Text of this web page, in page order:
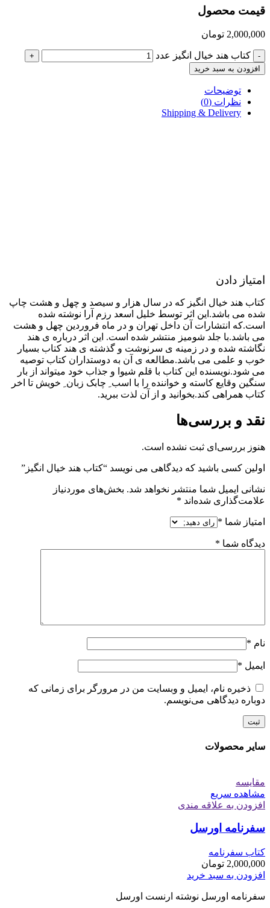
قیمت محصول
2,000,000 تومان
- کتاب هند خیال انگیز عدد
+
افزودن به سبد خرید
توضیحات
نظرات (0)
Shipping & Delivery
امتیاز دادن
کتاب هند خیال انگیز که در سال هزار و سیصد و چهل و هشت چاپ
شده می باشد.این اثر توسط خلیل اسعد رزم آرا نوشته شده
است.که انتشارات آن داخل تهران و در ماه فروردین چهل و هشت
می باشد.با جلد شومیز منتشر شده است. این اثر درباره ی هند
نگاشته شده و در زمینه ی سرنوشت و گذشته ی هند کتاب بسیار
خوب و علمی می باشد.مطالعه ی آن به دوستداران کتاب توصیه
می شود.نویسنده این کتاب با قلم شیوا و جذاب خود میتواند از بار
سنگین وقایع کاسته و خواننده را با اسب ِ چابک زبان ِ خویش تا اخر
کتاب همراهی کند.بخوانید و از آن لذت ببرید.
نقد و بررسی‌ها
هنوز بررسی‌ای ثبت نشده است.
اولین کسی باشید که دیدگاهی می نویسد “کتاب هند خیال انگیز”
نشانی ایمیل شما منتشر نخواهد شد. بخش‌های موردنیاز
علامت‌گذاری شده‌اند *
امتیاز شما *
دیدگاه شما *
نام *
ایمیل *
ذخیره نام، ایمیل و وبسایت من در مرورگر برای زمانی که
دوباره دیدگاهی می‌نویسم.
سایر محصولات
مقایسه
مشاهده سریع
افزودن به علاقه مندی
سفرنامه اورسل
کتاب سفرنامه
2,000,000 تومان
افزودن به سبد خرید
سفرنامه اورسل نوشته ارنست اورسل